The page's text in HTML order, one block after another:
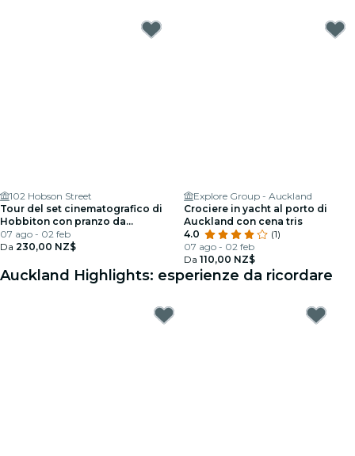
102 Hobson Street
Tour del set cinematografico di
Hobbiton con pranzo da
Auckland
07 ago - 02 feb
Da 230,00 NZ$
Explore Group - Auckland
Crociere in yacht al porto di
Auckland con cena tris
4.0
(1)
07 ago - 02 feb
Da 110,00 NZ$
Auckland Highlights: esperienze da ricordare